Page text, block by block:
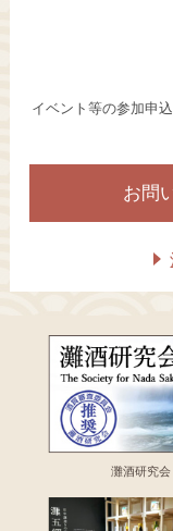
イベント等の参加申
お問
灘酒研究会